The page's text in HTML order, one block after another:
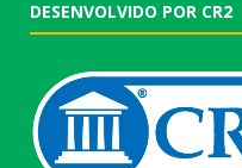
DESENVOLVIDO POR CR2